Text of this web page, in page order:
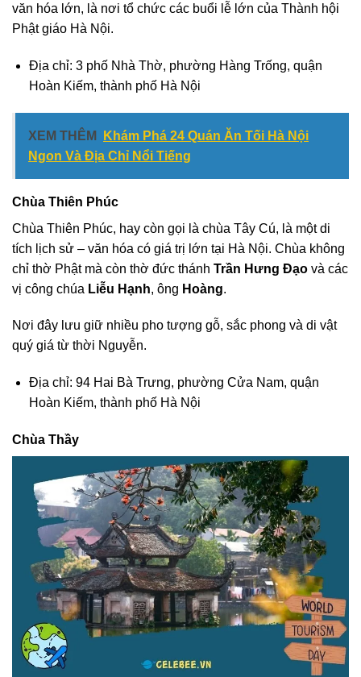
văn hóa lớn, là nơi tổ chức các buổi lễ lớn của Thành hội
Phật giáo Hà Nội.
Địa chỉ: 3 phố Nhà Thờ, phường Hàng Trống, quận
Hoàn Kiếm, thành phố Hà Nội
XEM THÊM
Khám Phá 24 Quán Ăn Tối Hà Nội
Ngon Và Địa Chỉ Nổi Tiếng
Chùa Thiên Phúc
Chùa Thiên Phúc, hay còn gọi là chùa Tây Cú, là một di
tích lịch sử – văn hóa có giá trị lớn tại Hà Nội. Chùa không
chỉ thờ Phật mà còn thờ đức thánh Trần Hưng Đạo và các
vị công chúa Liễu Hạnh, ông Hoàng.
Nơi đây lưu giữ nhiều pho tượng gỗ, sắc phong và di vật
quý giá từ thời Nguyễn.
Địa chỉ: 94 Hai Bà Trưng, phường Cửa Nam, quận
Hoàn Kiếm, thành phố Hà Nội
Chùa Thầy